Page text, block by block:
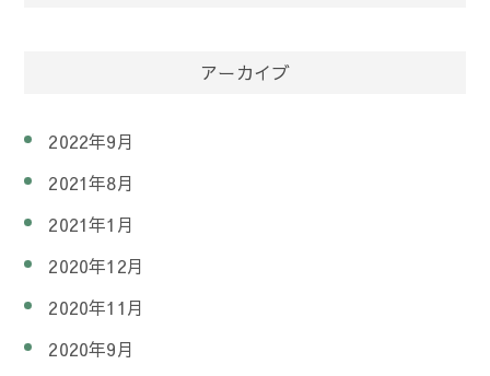
アーカイブ
2022年9月
2021年8月
2021年1月
2020年12月
2020年11月
2020年9月